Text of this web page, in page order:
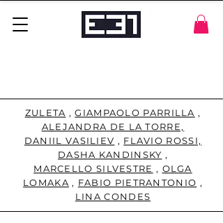
ZULETA ,GIAMPAOLO PARRILLA ,
ALEJANDRA DE LA TORRE,
DANIIL VASILIEV , FLAVIO ROSSI,
DASHA KANDINSKY ,
MARCELLO SILVESTRE , OLGA
LOMAKA , FABIO PIETRANTONIO ,
LINA CONDES